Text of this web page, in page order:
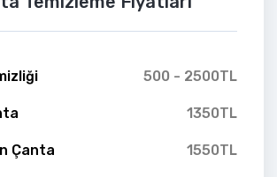
500 - 2500TL
1350TL
Çanta 1550TL